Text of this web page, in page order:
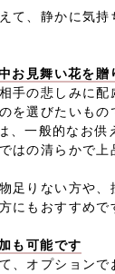
て、静かに気持
お見舞い花を贈
手の悲しみに配
を選びたいもの
、一般的なお供
はの清らかで上
足りない方や、
にもおすすめで
も可能です
、オプションで